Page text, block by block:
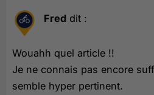
Fred dit :
Wouahh quel article !!
Je ne connais pas encore
semble hyper pertinent.